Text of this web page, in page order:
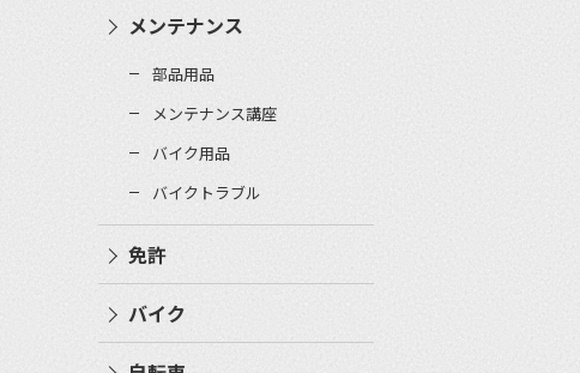
メンテナンス
部品用品
メンテナンス講座
バイク用品
バイクトラブル
免許
バイク